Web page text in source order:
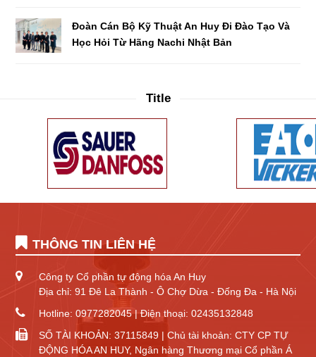
Đoàn Cán Bộ Kỹ Thuật An Huy Đi Đào Tạo Và
Học Hỏi Từ Hãng Nachi Nhật Bản
Title
THÔNG TIN LIÊN HỆ
Công ty Cổ phần tự động hóa An Huy
Địa chỉ: 91 Đê La Thành - Ô Chợ Dừa - Đống Đa - Hà Nội
Hotline: 0977282045 | Điện thoại: 02435132848
SỐ TÀI KHOẢN: 37115849 | Chủ tài khoản: CTY CP TỰ
ĐỘNG HÓA AN HUY, Ngân hàng Thương mại Cổ phần Á